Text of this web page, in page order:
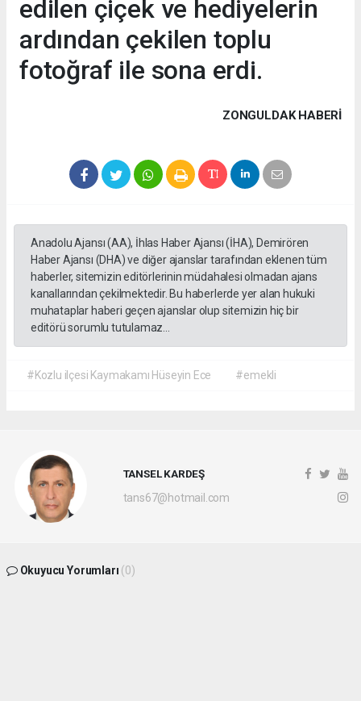
edilen çiçek ve hediyelerin
ardından çekilen toplu
fotoğraf ile sona erdi.
ZONGULDAK HABERİ
Anadolu Ajansı (AA), İhlas Haber Ajansı (İHA), Demirören
Haber Ajansı (DHA) ve diğer ajanslar tarafından eklenen tüm
haberler, sitemizin editörlerinin müdahalesi olmadan ajans
kanallarından çekilmektedir. Bu haberlerde yer alan hukuki
muhataplar haberi geçen ajanslar olup sitemizin hiç bir
editörü sorumlu tutulamaz...
#Kozlu ilçesi Kaymakamı Hüseyin Ece #emekli
TANSEL KARDEŞ
tans67@hotmail.com
Okuyucu Yorumları (0)